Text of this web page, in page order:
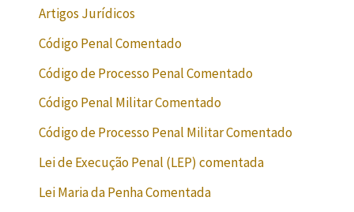
Artigos Jurídicos
Código Penal Comentado
Código de Processo Penal Comentado
Código Penal Militar Comentado
Código de Processo Penal Militar Comentado
Lei de Execução Penal (LEP) comentada
Lei Maria da Penha Comentada